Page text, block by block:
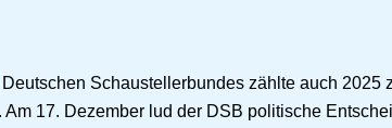
Schaustellerbundes zählte auch 2025
17. Dezember lud der DSB politische